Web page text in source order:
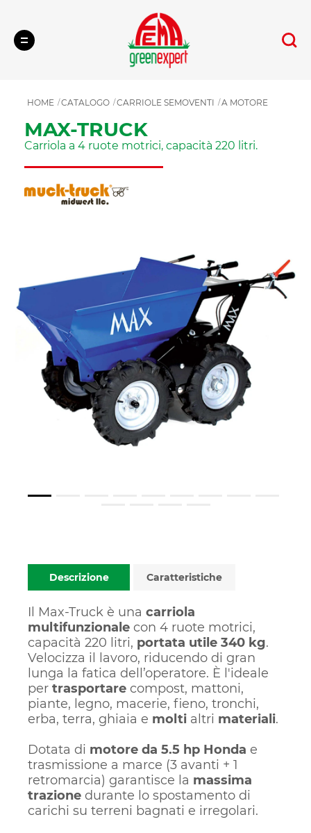
Cerca
HOME CATALOGO CARRIOLE SEMOVENTI A MOTORE
MAX-TRUCK
Carriola a 4 ruote motrici, capacità 220 litri.
Descrizione Caratteristiche
Il Max-Truck è una carriola
multifunzionale con 4 ruote motrici,
capacità 220 litri, portata utile 340 kg.
Velocizza il lavoro, riducendo di gran
lunga la fatica dell’operatore. È l'ideale
per trasportare compost, mattoni,
piante, legno, macerie, fieno, tronchi,
erba, terra, ghiaia e molti altri materiali.
Dotata di motore da 5.5 hp Honda e
trasmissione a marce (3 avanti + 1
retromarcia) garantisce la massima
trazione durante lo spostamento di
carichi su terreni bagnati e irregolari.